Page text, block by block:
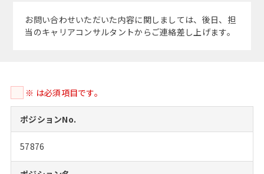
コンサ
サービス案内 キャリ
キャリアデザイン講座
（最新求人市場動向）
MBAの
おわり
MBAの転職事例
MBAからのFAQ
MBA留学生数の推移
日本か
英文レジュメの書き方 パワー
よくある面接Q&A集
外資系／面接攻略のコツ
“展”職相談室
転職成功への4つの鍵
キャリアに効く一冊
注目企業インタビュー
ジョブフェア
キャリアフォーラム
プロ経営者の特別セミナー
Career Talk Live
沿革
採用情報
パブリシティ
ニュースリリース
お問い合わせいただいた内容に関しましては、後日、担
当のキャリアコンサルタントからご連絡差し上げます。
※ は必須項目です。
ポジションNo.
57876